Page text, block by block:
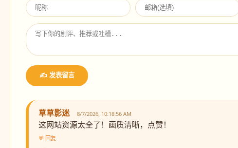
✍️ 发表留言
草草影迷 8/7/2026, 10:18:56 AM
这网站资源太全了！画质清晰，点赞！
💬 回复